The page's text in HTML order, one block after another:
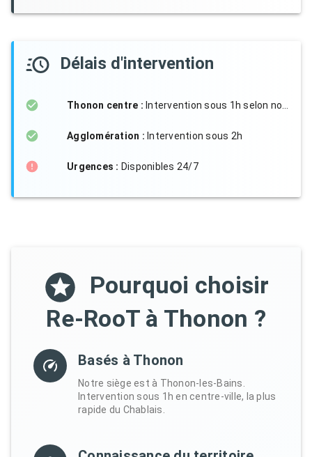
Délais d'intervention
Thonon centre : Intervention sous 1h selon notre disponibilité
Agglomération : Intervention sous 2h
Urgences : Disponibles 24/7
Pourquoi choisir
Re-RooT à Thonon ?
Basés à Thonon
Notre siège est à Thonon-les-Bains.
Intervention sous 1h en centre-ville, la plus
rapide du Chablais.